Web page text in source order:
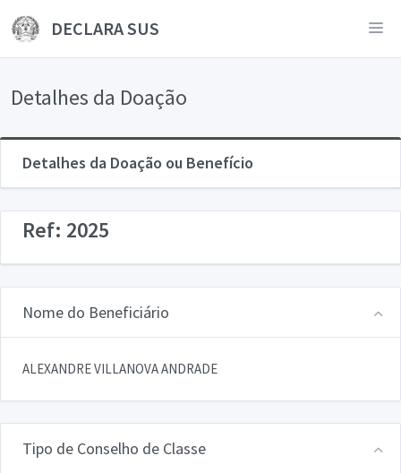
DECLARA SUS
Detalhes da Doação
Detalhes da Doação ou Benefício
Ref: 2025
Nome do Beneficiário
ALEXANDRE VILLANOVA ANDRADE
Tipo de Conselho de Classe